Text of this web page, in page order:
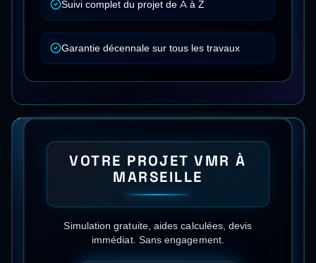
Suivi complet du projet de A à Z
Garantie décennale sur tous les travaux
VOTRE PROJETVMR À
MARSEILLE
Simulation gratuite, aides calculées, devis
immédiat. Sans engagement.